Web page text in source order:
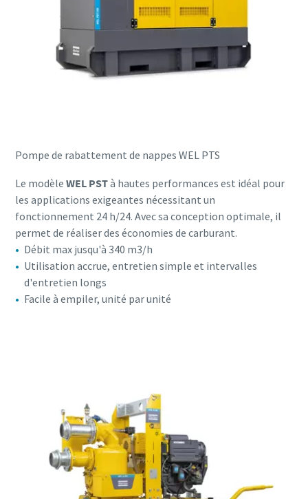
Pompe de rabattement de nappes WEL PTS
Le modèle WEL PSTà hautes performances est idéal pour
les applications exigeantes nécessitant un
fonctionnement 24 h/24. Avec sa conception optimale, il
permet de réaliser des économies de carburant.
Débit max jusqu'à 340 m3/h
Utilisation accrue, entretien simple et intervalles
d'entretien longs
Facile à empiler, unité par unité